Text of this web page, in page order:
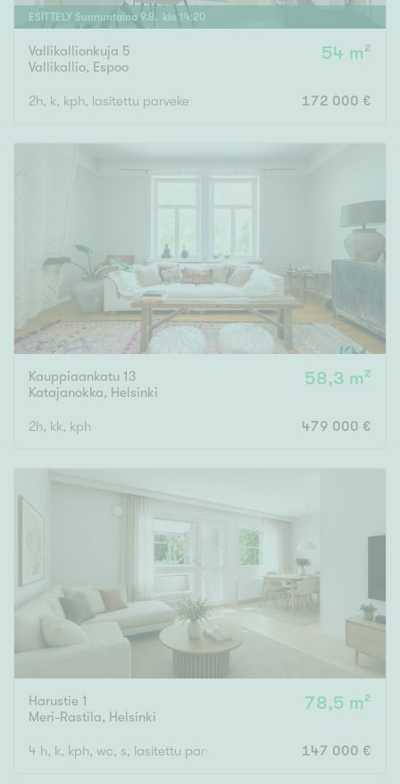
ESITTELY Sunnuntaina 9. 8 . klo 14:20
Vallikallionkuja 5
Vallikallio, Espoo
54 m²
2h, k, kph, lasitettu parveke 172 000 €
Kauppiaankatu 13
Katajanokka, Helsinki
58,3 m²
2h, kk, kph 479 000 €
Harustie 1
Meri-Rastila, Helsinki
78,5 m²
4 h, k, kph, wc, s, lasitettu parveke 147 000 €